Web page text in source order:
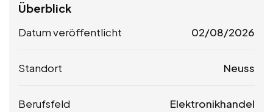
Überblick
Datum veröffentlicht 02/08/2026
Standort Neuss
Berufsfeld Elektronikhandel